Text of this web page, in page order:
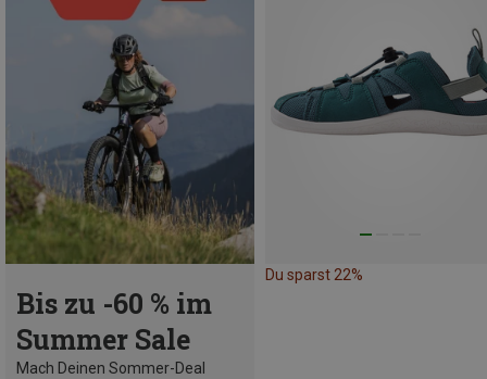
Bis zu -60 % im
Summer Sale
Mach Deinen Sommer-Deal
Du sparst 22%